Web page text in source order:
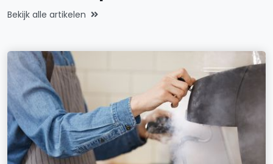
Bekijk alle artikelen